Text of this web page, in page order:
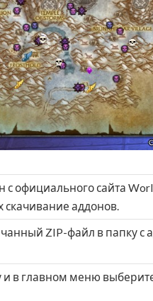
с официального сайта
аддонов.
ZIP-файл в папку
и в главном меню